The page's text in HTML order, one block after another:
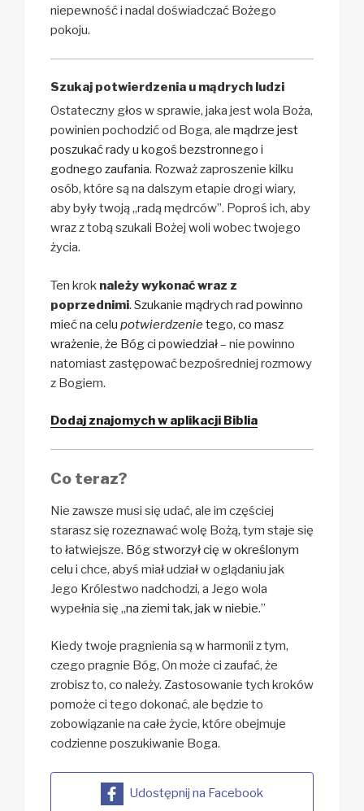
niepewność i nadal doświadczać Bożego
pokoju.
Szukaj potwierdzenia u mądrych ludzi
Ostateczny głos w sprawie, jaka jest wola Boża,
powinien pochodzić od Boga, ale mądrze jest
poszukać rady u kogoś bezstronnego i
godnego zaufania. Rozważ zaproszenie kilku
osób, które są na dalszym etapie drogi wiary,
aby były twoją „radą mędrców”. Poproś ich, aby
wraz z tobą szukali Bożej woli wobec twojego
życia.
Ten krok należy wykonać wraz z
poprzednimi. Szukanie mądrych rad powinno
mieć na celu potwierdzenietego, co masz
wrażenie, że Bóg ci powiedział– nie powinno
natomiast zastępować bezpośredniej rozmowy
z Bogiem.
Dodaj znajomych w aplikacji Biblia
Co teraz?
Nie zawsze musi się udać, ale im częściej
starasz się rozeznawać wolę Bożą, tym staje się
to łatwiejsze. Bóg stworzył cię w określonym
celu i chce, abyś miał udział w oglądaniu jak
Jego Królestwo nadchodzi, a Jego wola
wypełnia się „na ziemi tak, jak w niebie.”
Kiedy twoje pragnienia są w harmonii z tym,
czego pragnie Bóg, On może ci zaufać, że
zrobisz to, co należy. Zastosowanie tych kroków
pomoże ci tego dokonać, ale będzie to
zobowiązanie na całe życie, które obejmuje
codzienne poszukiwanie Boga.
Udostępnij na Facebook